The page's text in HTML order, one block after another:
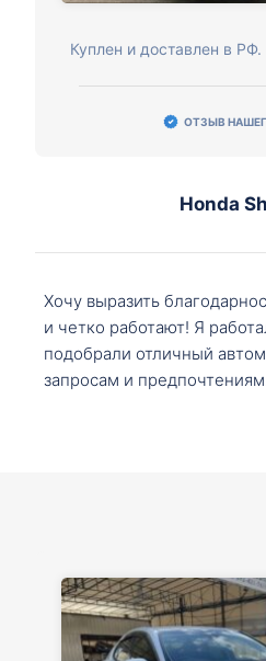
Куплен и доставлен в
ОТЗЫВ
Honda
Хочу выразить
и четко работают! Я
подобрали отличный
запросам и